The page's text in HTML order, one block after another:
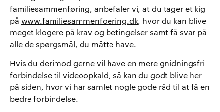
familiesammenføring, anbefaler vi, at du tager et kig
på www.familiesammenfoering.dk, hvor du kan blive
meget klogere på krav og betingelser samt få svar på
alle de spørgsmål, du måtte have.
Hvis du derimod gerne vil have en mere gnidningsfri
forbindelse til videoopkald, så kan du godt blive her
på siden, hvor vi har samlet nogle gode råd til at få en
bedre forbindelse.